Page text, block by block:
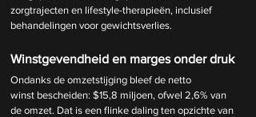
zorgtrajecten en lifestyle-therapieën, inclusief
behandelingen voor gewichtsverlies.
Winstgevendheid en marges onder druk
Ondanks de omzetstijging bleef de netto
winst bescheiden: $15,8 miljoen, ofwel 2,6% van
de omzet. Dat is een flinke daling ten opzichte van